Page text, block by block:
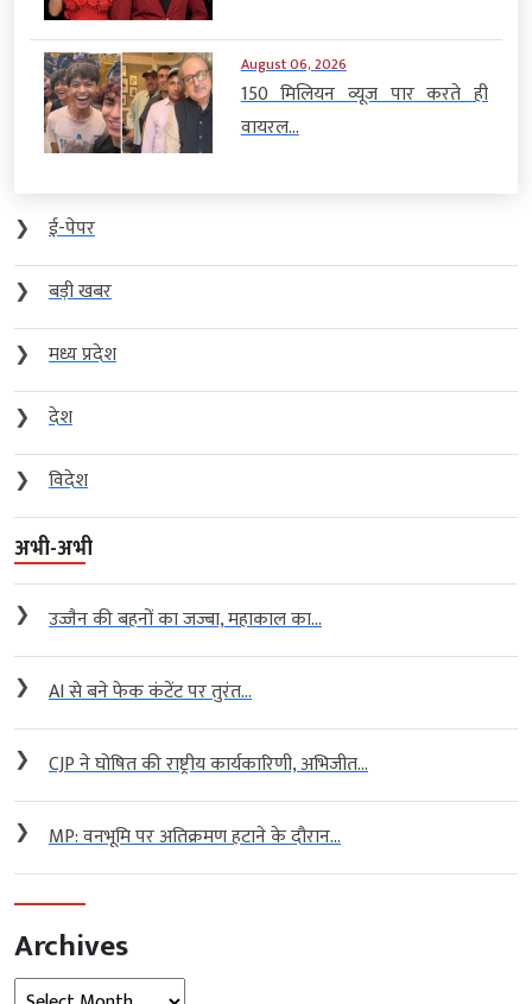
August 06, 2026
150 मिलियन व्यूज पार करते ही
वायरल...
❯
ई-पेपर
❯
बड़ी खबर
❯
मध्य प्रदेश
❯
देश
❯
विदेश
अभी-अभी
❯ उज्जैन की बहनों का जज्बा, महाकाल का...
❯ AI से बने फेक कंटेंट पर तुरंत...
❯ CJP ने घोषित की राष्ट्रीय कार्यकारिणी, अभिजीत...
❯ MP: वनभूमि पर अतिक्रमण हटाने के दौरान...
Archives
Archives